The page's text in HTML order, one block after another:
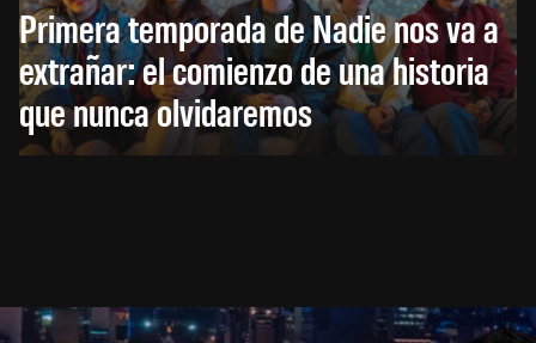
Primera temporada de Nadie nos va a
extrañar: el comienzo de una historia
que nunca olvidaremos